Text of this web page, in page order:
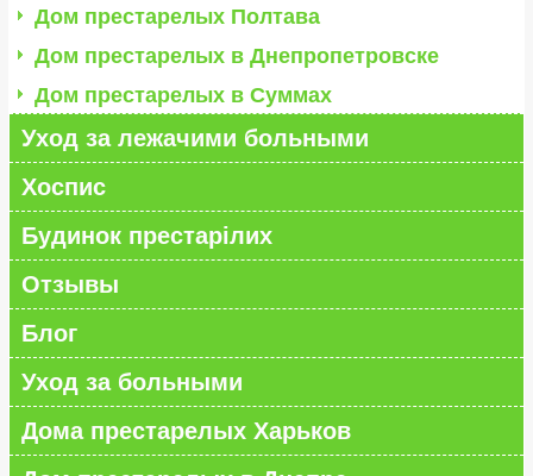
Дом престарелых Полтава
Дом престарелых в Днепропетровске
Дом престарелых в Суммах
Уход за лежачими больными
Хоспис
Будинок престарілих
Отзывы
Блог
Уход за больными
Дома престарелых Харьков